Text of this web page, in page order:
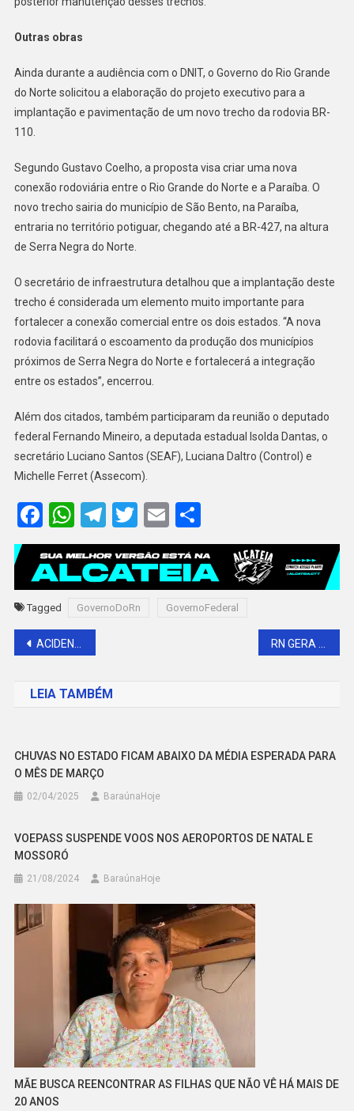
Outras obras
Ainda durante a audiência com o DNIT, o Governo do Rio Grande
do Norte solicitou a elaboração do projeto executivo para a
implantação e pavimentação de um novo trecho da rodovia BR-
110.
Segundo Gustavo Coelho, a proposta visa criar uma nova
conexão rodoviária entre o Rio Grande do Norte e a Paraíba. O
novo trecho sairia do município de São Bento, na Paraíba,
entraria no território potiguar, chegando até a BR-427, na altura
de Serra Negra do Norte.
O secretário de infraestrutura detalhou que a implantação deste
trecho é considerada um elemento muito importante para
fortalecer a conexão comercial entre os dois estados. “A nova
rodovia facilitará o escoamento da produção dos municípios
próximos de Serra Negra do Norte e fortalecerá a integração
entre os estados”, encerrou.
Além dos citados, também participaram da reunião o deputado
federal Fernando Mineiro, a deputada estadual Isolda Dantas, o
secretário Luciano Santos (SEAF), Luciana Daltro (Control) e
Michelle Ferret (Assecom).
Facebook
WhatsApp
Telegram
Twitter
EmailShare
Tagged GovernoDoRn GovernoFederal
Navegação
Post
ACIDENTE COM VÍTIMA FATAL É REGISTRADO NA AVENIDA PRESIDENTE DUTRA EM MOSSORÓ
LEIA TAMBÉM
CHUVAS NO ESTADO FICAM ABAIXO DA MÉDIA ESPERADA PARA
O MÊS DE MARÇO
02/04/2025 BaraúnaHoje
VOEPASS SUSPENDE VOOS NOS AEROPORTOS DE NATAL E
MOSSORÓ
21/08/2024 BaraúnaHoje
MÃE BUSCA REENCONTRAR AS FILHAS QUE NÃO VÊ HÁ MAIS DE
20 ANOS